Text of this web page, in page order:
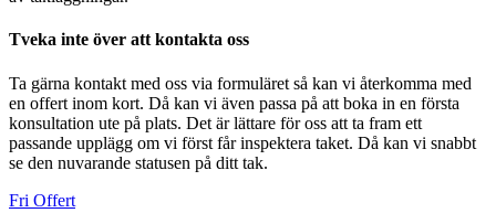
Tveka inte över att kontakta oss
Ta gärna kontakt med oss via formuläret så kan vi återkomma med
en offert inom kort. Då kan vi även passa på att boka in en första
konsultation ute på plats. Det är lättare för oss att ta fram ett
passande upplägg om vi först får inspektera taket. Då kan vi snabbt
se den nuvarande statusen på ditt tak.
Fri Offert